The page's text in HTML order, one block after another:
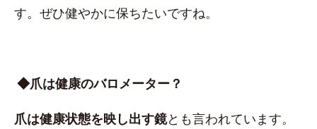
す。ぜひ健やかに保ちたいですね。
◆爪は健康のバロメーター？
爪は健康状態を映し出す鏡とも言われています。